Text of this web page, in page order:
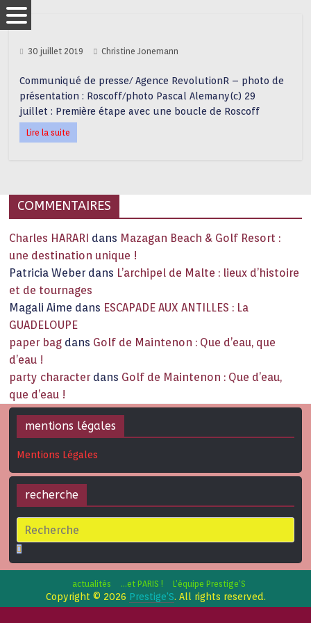
30 juillet 2019 Christine Jonemann
Communiqué de presse/ Agence RevolutionR – photo de
présentation : Roscoff/photo Pascal Alemany(c) 29
juillet : Première étape avec une boucle de Roscoff
Lire la suite
COMMENTAIRES
Charles HARARI dans Mazagan Beach & Golf Resort :
une destination unique !
Patricia Weber dans L’archipel de Malte : lieux d’histoire
et de tournages
Magali Aime dans ESCAPADE AUX ANTILLES : La
GUADELOUPE
paper bag dans Golf de Maintenon : Que d’eau, que
d’eau !
party character dans Golf de Maintenon : Que d’eau,
que d’eau !
mentions légales
Mentions Légales
recherche
actualités …et PARIS ! L’équipe Prestige’S
Copyright © 2026 Prestige'S. All rights reserved.